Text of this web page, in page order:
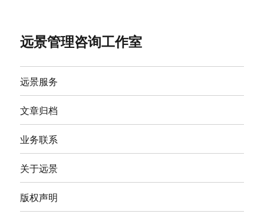
远景管理咨询工作室
远景服务
文章归档
业务联系
关于远景
版权声明